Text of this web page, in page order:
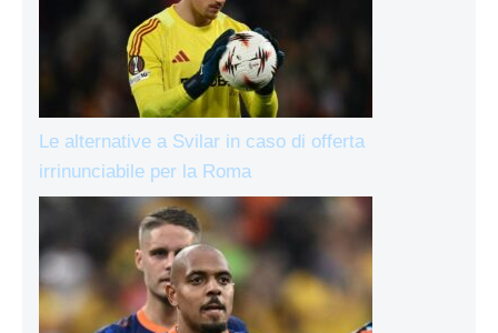
Le alternative a Svilar in caso di offerta
irrinunciabile per la Roma